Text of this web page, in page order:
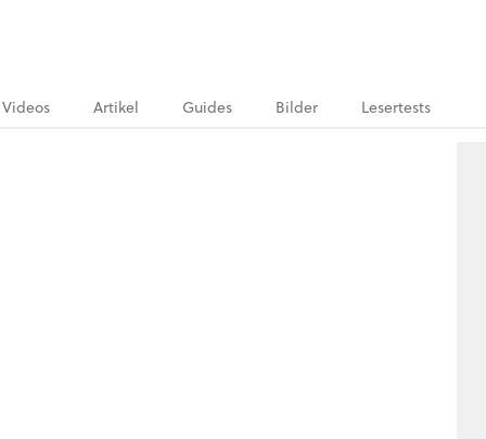
Videos Artikel Guides Bilder Lesertests